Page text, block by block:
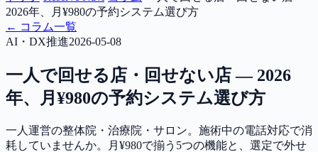
2026年、月¥980の予約システム選び方
← コラム一覧
AI・DX推進2026-05-08
一人で回せる店・回せない店 — 2026
年、月¥980の予約システム選び方
一人運営の整体院・治療院・サロン。施術中の電話対応で消
耗していませんか。月¥980で揃う5つの機能と、選定で外せ